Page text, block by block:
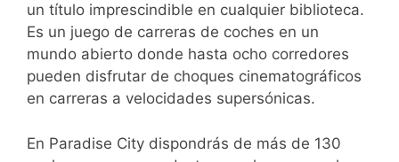
un título imprescindible en cualquier biblioteca.
Es un juego de carreras de coches en un
mundo abierto donde hasta ocho corredores
pueden disfrutar de choques cinematográficos
en carreras a velocidades supersónicas.
En Paradise City dispondrás de más de 130